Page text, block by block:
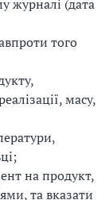
журналі (дата
того
масу,
на продукт,
та вказати